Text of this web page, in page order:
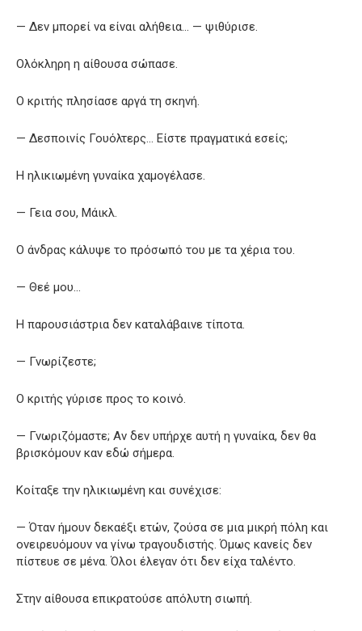
— Δεν μπορεί να είναι αλήθεια… — ψιθύρισε.
Ολόκληρη η αίθουσα σώπασε.
Ο κριτής πλησίασε αργά τη σκηνή.
— Δεσποινίς Γουόλτερς… Είστε πραγματικά εσείς;
Η ηλικιωμένη γυναίκα χαμογέλασε.
— Γεια σου, Μάικλ.
Ο άνδρας κάλυψε το πρόσωπό του με τα χέρια του.
— Θεέ μου…
Η παρουσιάστρια δεν καταλάβαινε τίποτα.
— Γνωρίζεστε;
Ο κριτής γύρισε προς το κοινό.
— Γνωριζόμαστε; Αν δεν υπήρχε αυτή η γυναίκα, δεν θα
βρισκόμουν καν εδώ σήμερα.
Κοίταξε την ηλικιωμένη και συνέχισε:
— Όταν ήμουν δεκαέξι ετών, ζούσα σε μια μικρή πόλη και
ονειρευόμουν να γίνω τραγουδιστής. Όμως κανείς δεν
πίστευε σε μένα. Όλοι έλεγαν ότι δεν είχα ταλέντο.
Στην αίθουσα επικρατούσε απόλυτη σιωπή.